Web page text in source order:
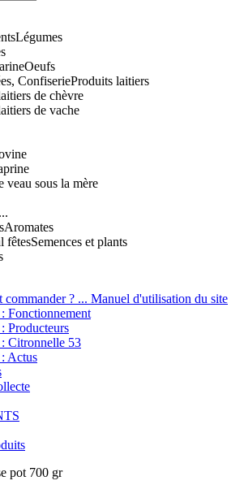
Légumes
Oeufs
ConfiserieProduits laitiers
de chèvre
de vache
veau sous la mère
Aromates
fêtesSemences et plants
commander ? ... Manuel d'utilisation du site
Fonctionnement
Producteurs
Citronnelle 53
Actus
pot 700 gr